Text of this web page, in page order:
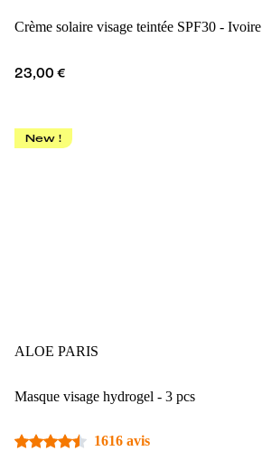
Crème solaire visage teintée SPF30 - Ivoire
23,00 €
New !
ALOE PARIS
Masque visage hydrogel - 3 pcs
1616 avis